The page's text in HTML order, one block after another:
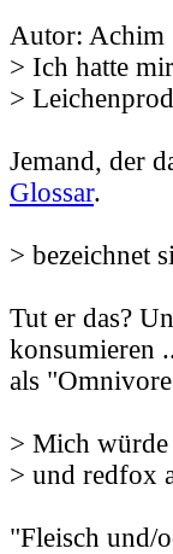
Autor: Achim
> Ich hatte
>
Jemand, der
Glossar.
> bezeichnet
Tut er das?
konsumieren
als
> Mich würde
> und redfox
"Fleisch und/